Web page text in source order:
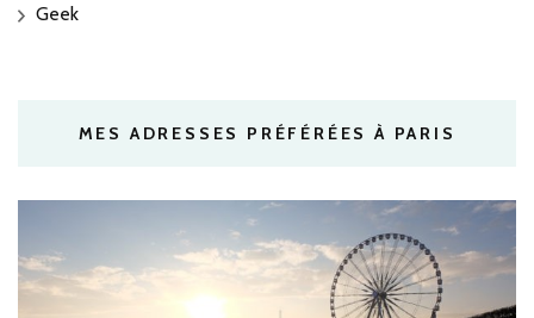
Geek
MES ADRESSES PRÉFÉRÉES À PARIS